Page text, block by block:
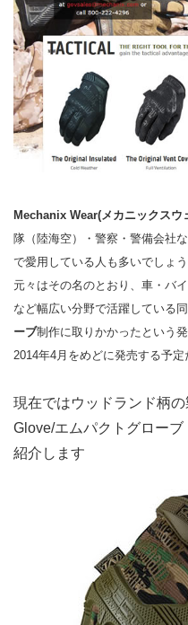
Mechanix Wear(メカニックスウ
隊（陸海空）・警察・警備会社
で愛用している人も多いでしょう
元々はその名のとおり、車・バ
など幅広い分野で活躍している
ーブ制作に取りかかったという発
2014年4月をめどに発売する予定
現在ではウッドランド柄
Glove/エムパクトグロー
紹介します